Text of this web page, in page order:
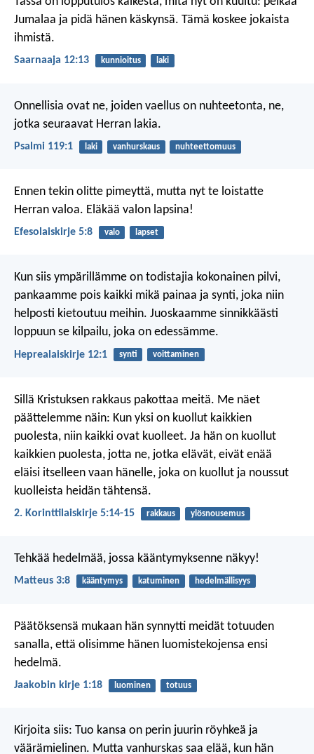
Jumalaa ja pidä hänen käskynsä. Tämä koskee jokaista
ihmistä.
Saarnaaja 12:13 kunnioitus laki
Onnellisia ovat ne, joiden vaellus on nuhteetonta, ne,
jotka seuraavat Herran lakia.
Psalmi 119:1 laki vanhurskaus nuhteettomuus
Ennen tekin olitte pimeyttä, mutta nyt te loistatte
Herran valoa. Eläkää valon lapsina!
Efesolaiskirje 5:8 valo lapset
Kun siis ympärillämme on todistajia kokonainen pilvi,
pankaamme pois kaikki mikä painaa ja synti, joka niin
helposti kietoutuu meihin. Juoskaamme sinnikkäästi
loppuun se kilpailu, joka on edessämme.
Heprealaiskirje 12:1 synti voittaminen
Sillä Kristuksen rakkaus pakottaa meitä. Me näet
päättelemme näin: Kun yksi on kuollut kaikkien
puolesta, niin kaikki ovat kuolleet. Ja hän on kuollut
kaikkien puolesta, jotta ne, jotka elävät, eivät enää
eläisi itselleen vaan hänelle, joka on kuollut ja noussut
kuolleista heidän tähtensä.
2. Korinttilaiskirje 5:14-15 rakkaus ylösnousemus
Tehkää hedelmää, jossa kääntymyksenne näkyy!
Matteus 3:8 kääntymys katuminen hedelmällisyys
Päätöksensä mukaan hän synnytti meidät totuuden
sanalla, että olisimme hänen luomistekojensa ensi
hedelmä.
Jaakobin kirje 1:18 luominen totuus
Kirjoita siis: Tuo kansa on perin juurin röyhkeä ja
väärämielinen. Mutta vanhurskas saa elää, kun hän